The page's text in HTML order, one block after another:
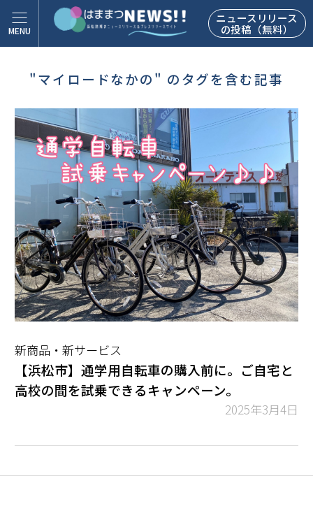
ニュースリリース
の投稿（無料）
"マイロードなかの" のタグを含む記事
新商品・新サービス
【浜松市】通学用自転車の購入前に。ご自宅と
高校の間を試乗できるキャンペーン。
2025年3月4日